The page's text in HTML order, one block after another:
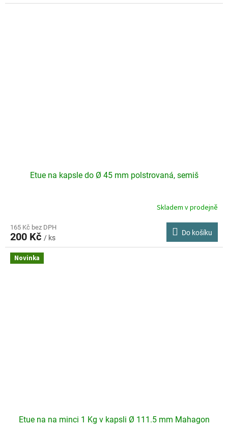
Etue na kapsle do Ø 45 mm polstrovaná, semiš
Skladem v prodejně
165 Kč bez DPH
200 Kč / ks
Do košíku
Novinka
Etue na na minci 1 Kg v kapsli Ø 111.5 mm Mahagon